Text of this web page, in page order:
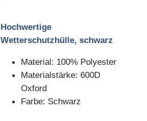
Hochwertige
Wetterschutzhülle, schwarz
Material: 100% Polyester
Materialstärke: 600D
Oxford
Farbe: Schwarz